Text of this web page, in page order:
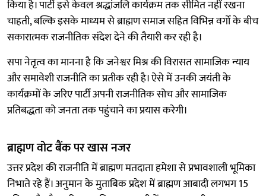
किया है। पार्टी इसे केवल श्रद्धांजलि कार्यक्रम तक सीमित नहीं रखना
चाहती, बल्कि इसके माध्यम से ब्राह्मण समाज सहित विभिन्न वर्गों के बीच
सकारात्मक राजनीतिक संदेश देने की तैयारी कर रही है।
सपा नेतृत्व का मानना है कि जनेश्वर मिश्र की विरासत सामाजिक न्याय
और समावेशी राजनीति का प्रतीक रही है। ऐसे में उनकी जयंती के
कार्यक्रमों के जरिए पार्टी अपनी राजनीतिक सोच और सामाजिक
प्रतिबद्धता को जनता तक पहुंचाने का प्रयास करेगी।
ब्राह्मण वोट बैंक पर खास नजर
उत्तर प्रदेश की राजनीति में ब्राह्मण मतदाता हमेशा से प्रभावशाली भूमिका
निभाते रहे हैं। अनुमान के मुताबिक प्रदेश में ब्राह्मण आबादी लगभग 15